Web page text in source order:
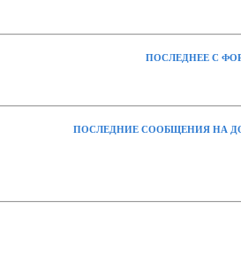
ПОСЛЕДНЕЕ С
ПОСЛЕДНИЕ СООБЩЕНИЯ НА